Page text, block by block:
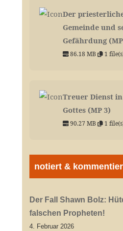
Der
Gemeinde und
Gefährdung
86.18 MB 1
Treuer Dienst
Gottes (MP 3)
90.27 MB 1
notiert &
Der Fall Shawn Bolz:
falschen Propheten!
4. Februar 2026